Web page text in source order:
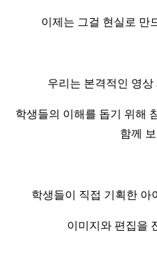
이제는 그걸 현실로 만
우리는 본격적인 영
학생들의 이해를 돕기 위해
함께
학생들이 직접 기획한 아
이미지와 편집을